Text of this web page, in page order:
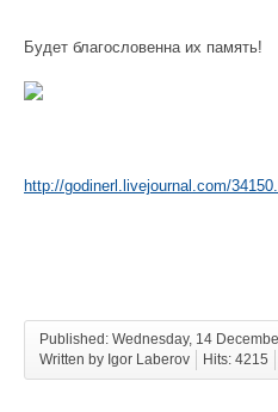
Будет благословенна их память!
http://godinerl.livejournal.com/
Published: Wednesday, 14
Written by Igor Laberov
Hits: 4215